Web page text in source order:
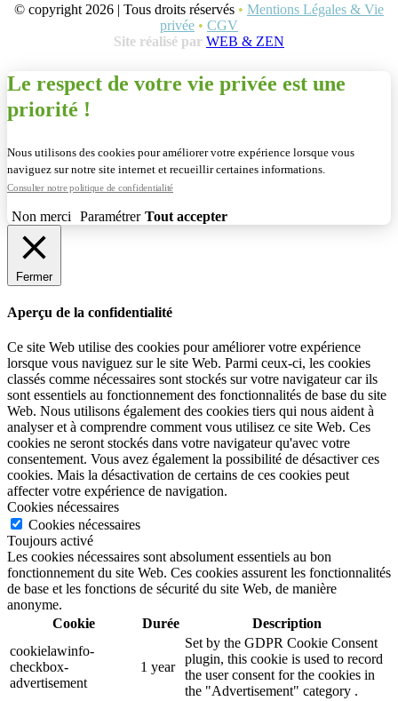
© copyright 2026 | Tous droits réservés • Mentions Légales & Vie
privée • CGV
Site réalisé par WEB & ZEN
Le respect de votre vie privée est une
priorité !
Nous utilisons des cookies pour améliorer votre expérience lorsque vous
naviguez sur notre site internet et recueillir certaines informations.
Consulter notre politique de confidentialité
Non merci Paramétrer Tout accepter
Fermer
Aperçu de la confidentialité
Ce site Web utilise des cookies pour améliorer votre expérience
lorsque vous naviguez sur le site Web. Parmi ceux-ci, les cookies
classés comme nécessaires sont stockés sur votre navigateur car ils
sont essentiels au fonctionnement des fonctionnalités de base du site
Web. Nous utilisons également des cookies tiers qui nous aident à
analyser et à comprendre comment vous utilisez ce site Web. Ces
cookies ne seront stockés dans votre navigateur qu'avec votre
consentement. Vous avez également la possibilité de désactiver ces
cookies. Mais la désactivation de certains de ces cookies peut
affecter votre expérience de navigation.
Cookies nécessaires
Cookies nécessaires
Toujours activé
Les cookies nécessaires sont absolument essentiels au bon
fonctionnement du site Web. Ces cookies assurent les fonctionnalités
de base et les fonctions de sécurité du site Web, de manière
anonyme.
Cookie
Durée
Description
cookielawinfo-
checkbox-
advertisement
1 year
Set by the GDPR Cookie Consent
plugin, this cookie is used to record
the user consent for the cookies in
the "Advertisement" category .